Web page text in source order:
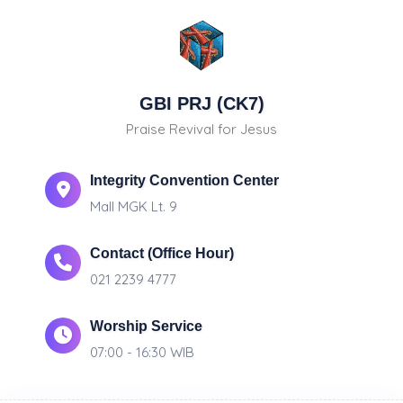
GBI PRJ (CK7)
Praise Revival for Jesus
Integrity Convention Center
Mall MGK Lt. 9
Contact (Office Hour)
021 2239 4777
Worship Service
07:00 - 16:30 WIB